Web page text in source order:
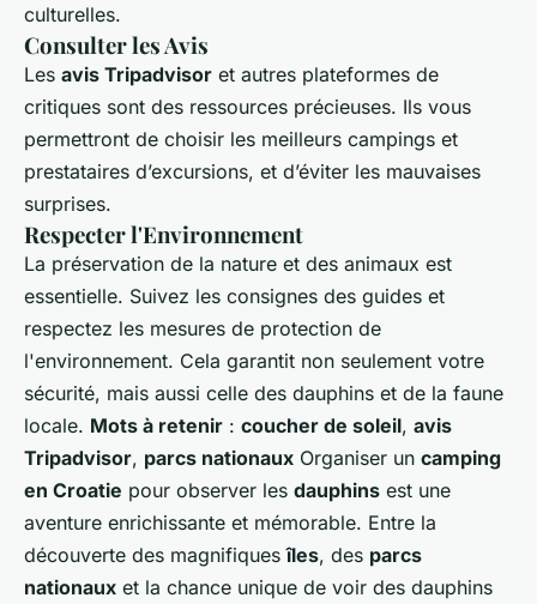
culturelles.
Consulter les Avis
Les avis Tripadvisor et autres plateformes de
critiques sont des ressources précieuses. Ils vous
permettront de choisir les meilleurs campings et
prestataires d’excursions, et d’éviter les mauvaises
surprises.
Respecter l'Environnement
La préservation de la nature et des animaux est
essentielle. Suivez les consignes des guides et
respectez les mesures de protection de
l'environnement. Cela garantit non seulement votre
sécurité, mais aussi celle des dauphins et de la faune
locale. Mots à retenir : coucher de soleil, avis
Tripadvisor, parcs nationaux Organiser un camping
en Croatie pour observer les dauphins est une
aventure enrichissante et mémorable. Entre la
découverte des magnifiquesîles, des parcs
nationaux et la chance unique de voir des dauphins